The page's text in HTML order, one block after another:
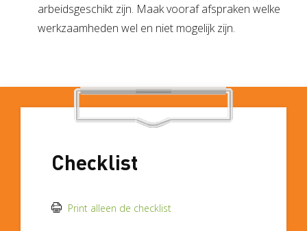
arbeidsgeschikt zijn. Maak vooraf afspraken welke
werkzaamheden wel en niet mogelijk zijn.
Checklist
Print alleen de checklist